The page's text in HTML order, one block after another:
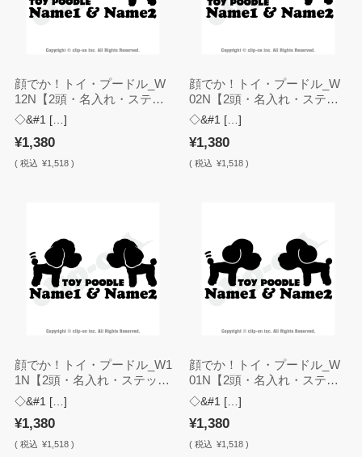
顔でか！トイ・プードル_W
12N【2頭・名入れ・ステッ
カー】
◇&#1 […]
¥1,380
( 税込 ¥1,518 )
顔でか！トイ・プードル_W
02N【2頭・名入れ・ステッ
カー】
◇&#1 […]
¥1,380
(税込 ¥1,518 )
顔でか！トイ・プードル_W1
1N【2頭・名入れ・ステッカ
ー】
◇&#1 […]
¥1,380
( 税込 ¥1,518 )
顔でか！トイ・プードル_W
01N【2頭・名入れ・ステッ
カー】
◇&#1 […]
¥1,380
(税込 ¥1,518 )